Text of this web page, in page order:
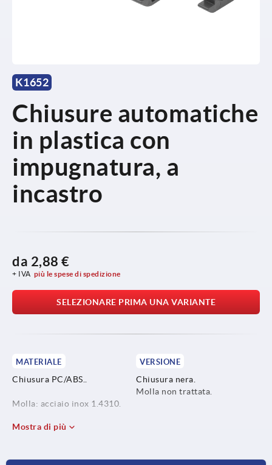
K1652
Chiusure automatiche
in plastica con
impugnatura, a
incastro
da 2,88 €
+ IVA più le spese di spedizione
SELEZIONARE PRIMA UNA VARIANTE
MATERIALE
Chiusura PC/ABS..
Molla: acciaio inox 1.4310.
VERSIONE
Chiusura nera.
Molla non trattata.
Mostra di più